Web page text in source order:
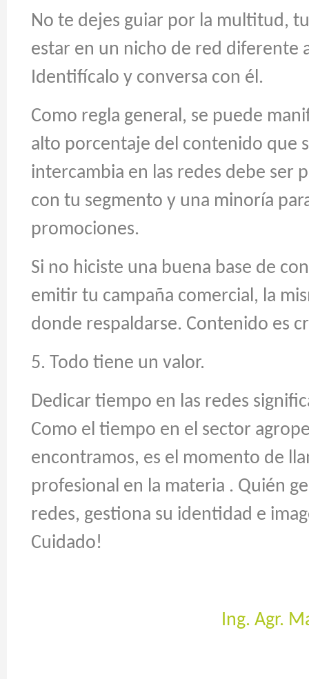
No te dejes guiar por la multitud,
estar en un nicho de red diferente
Identifícalo y conversa con él.
Como regla general, se puede
alto porcentaje del contenido que
intercambia en las redes debe ser
con tu segmento y una minoría
promociones.
Si no hiciste una buena base de
emitir tu campaña comercial, la
donde respaldarse. Contenido es
5. Todo tiene un valor.
Dedicar tiempo en las redes
Como el tiempo en el sector
encontramos, es el momento de
profesional en la materia . Quién
redes, gestiona su identidad e
Cuidado!
Ing. Agr.